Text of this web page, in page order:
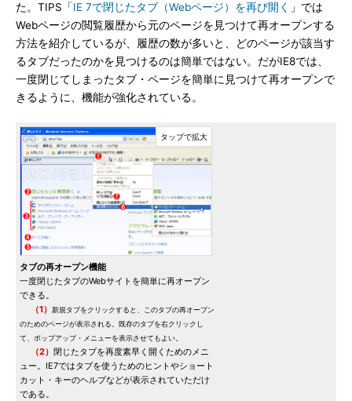
た。TIPS「IE 7で閉じたタブ（Webページ）を再び開く
」では
Webページの閲覧履歴から元のページを見つけて再オープンする
方法を紹介しているが、履歴の数が多いと、どのページが該当す
るタブだったのかを見つけるのは簡単ではない。だがIE8では、
一度閉じてしまったタブ・ページを簡単に見つけて再オープンで
きるように、機能が強化されている。
タブの再オープン機能
一度閉じたタブのWebサイトを簡単に再オープン
できる。
（1） 新規タブをクリックすると、このタブの再オープン
のためのページが表示される。既存のタブを右クリックし
て、ポップアップ・メニューを表示させてもよい。
（2） 閉じたタブを再度素早く開くためのメニ
ュー。IE7ではタブを使うためのヒントやショート
カット・キーのヘルプなどが表示されていただけ
である。